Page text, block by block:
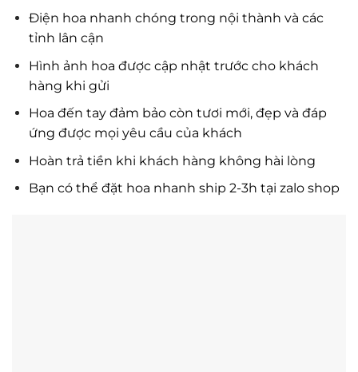
Điện hoa nhanh chóng trong nội thành và các
tỉnh lân cận
Hình ảnh hoa được cập nhật trước cho khách
hàng khi gửi
Hoa đến tay đảm bảo còn tươi mới, đẹp và đáp
ứng được mọi yêu cầu của khách
Hoàn trả tiền khi khách hàng không hài lòng
Bạn có thể đặt hoa nhanh ship 2-3h tại zalo shop